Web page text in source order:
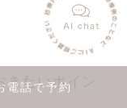
たいポイン
電話で予約